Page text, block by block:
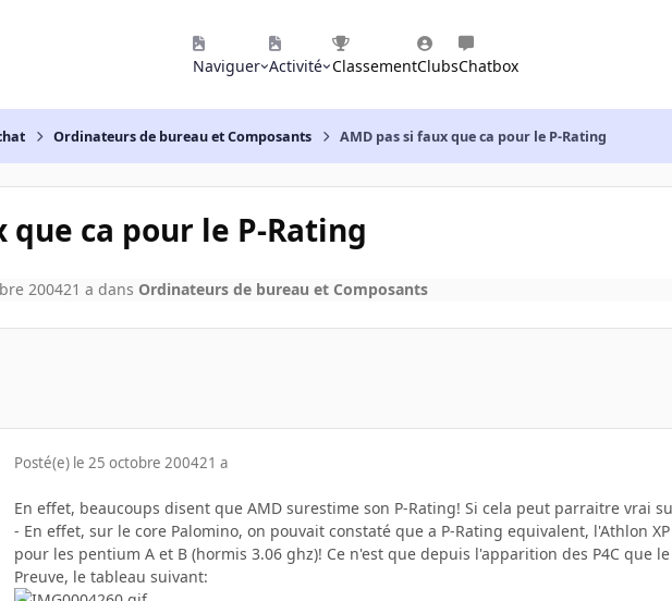
Naviguer Activité ClassementClubsChatbox
Ordinateurs de bureau et Composants AMD pas si faux que ca pour le P-Rating
que ca pour le P-Rating
200421 a dans Ordinateurs de bureau et Composants
Posté(e) le 25 octobre 200421 a
En effet, beaucoups disent que AMD surestime son P-Rating! Si cela peut parraitre vrai
- En effet, sur le core Palomino, on pouvait constaté que a P-Rating equivalent, l'Athlon
pour les pentium A et B (hormis 3.06 ghz)! Ce n'est que depuis l'apparition des P4C que
Preuve, le tableau suivant: